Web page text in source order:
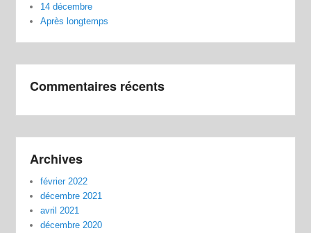
14 décembre
Après longtemps
Commentaires récents
Archives
février 2022
décembre 2021
avril 2021
décembre 2020